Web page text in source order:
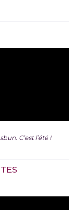
C’est l’été !